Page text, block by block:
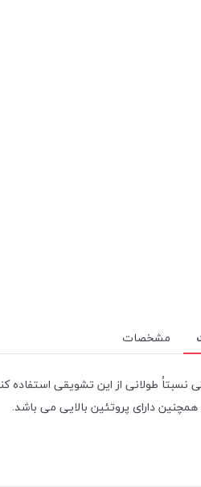
مشخصات
طولانی از این تشویقی
دارای پروتئین بالایی می باشد.